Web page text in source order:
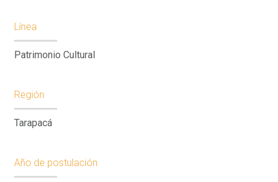
Línea
Patrimonio Cultural
Región
Tarapacá
Año de postulación